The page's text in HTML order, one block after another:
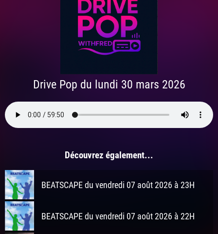
Drive Pop du lundi 30 mars 2026
Découvrez également...
BEATSCAPE du vendredi 07 août 2026 à 23H
BEATSCAPE du vendredi 07 août 2026 à 22H